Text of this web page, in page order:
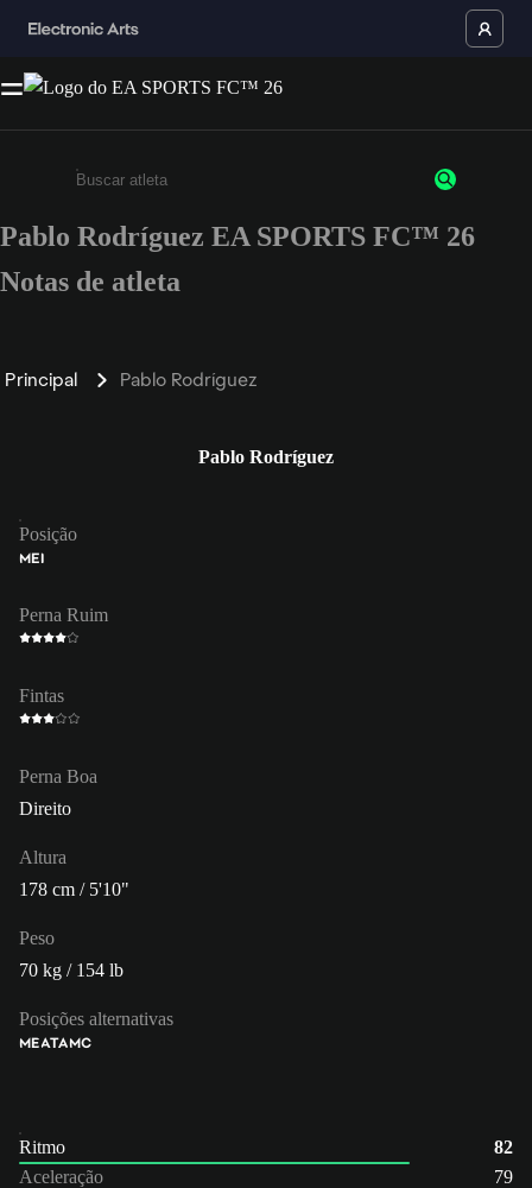
Insira pelo menos 3 caracteres ou números
Pablo Rodríguez EA SPORTS FC™ 26
Notas de atleta
Principal Pablo Rodríguez
Pablo Rodríguez
Posição
MEI
Perna Ruim
Fintas
Perna Boa
Direito
Altura
178 cm / 5'10"
Peso
70 kg / 154 lb
Posições alternativas
MEATAMC
Ritmo
82
Aceleração
79